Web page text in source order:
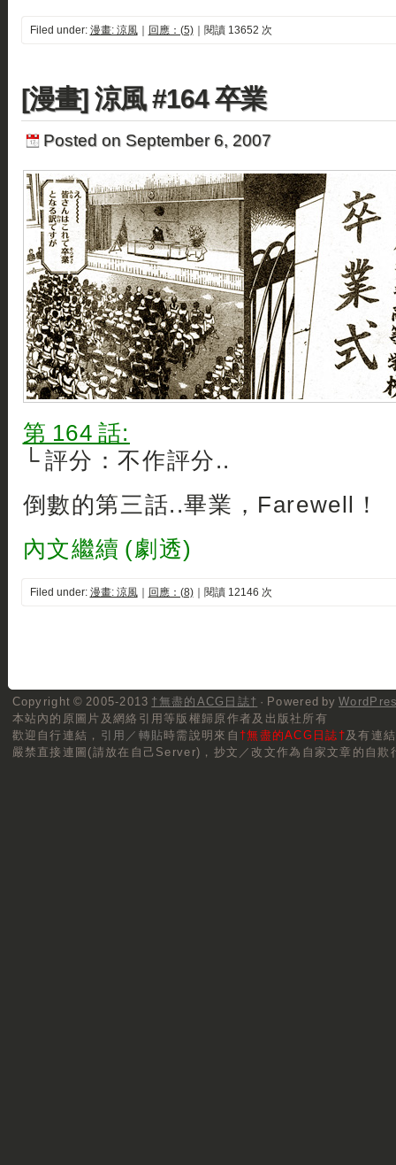
Filed under: 漫畫: 涼風｜ 回應：(5)｜閱讀 13652 次
[漫畫] 涼風 #164 卒業
Posted on September 6, 2007
第 164 話:
└ 評分：不作評分..
倒數的第三話..畢業，Farewell！
內文繼續 (劇透)
Filed under: 漫畫: 涼風｜ 回應：(8)｜閱讀 12146 次
Copyright © 2005-2013 †無盡的ACG日誌† · Powered by
本站內的原圖片及網絡引用等版權歸原作者及出版社所有
歡迎自行連結， 引用／轉貼時需說明來自 †無盡的ACG日誌†及有連
嚴禁直接連圖(請放在自己Server)，抄文／改文作為自家文章的自欺